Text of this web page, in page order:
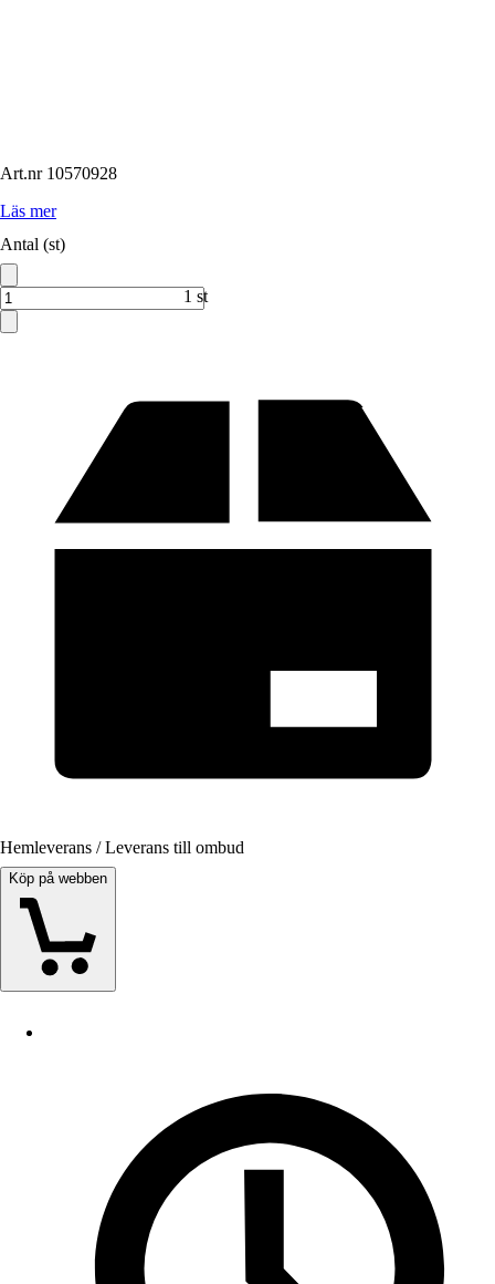
Art.nr 10570928
Läs mer
Antal (st)
1 st
Hemleverans / Leverans till ombud
Köp på webben